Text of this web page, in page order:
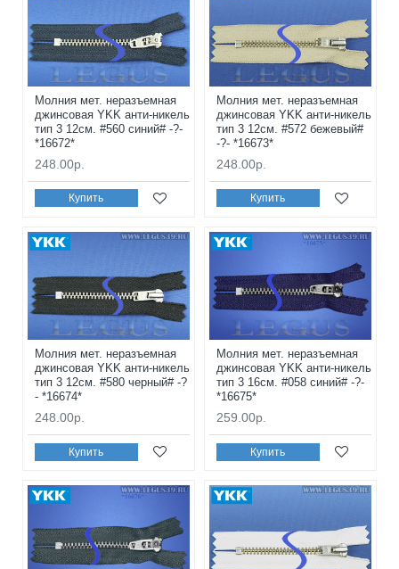
Молния мет. неразъемная
джинсовая YKK анти-никель
тип 3 12см. #560 синий# -?-
*16672*
248.00р.
Купить
Молния мет. неразъемная
джинсовая YKK анти-никель
тип 3 12см. #572 бежевый#
-?- *16673*
248.00р.
Купить
Молния мет. неразъемная
джинсовая YKK анти-никель
тип 3 12см. #580 черный# -?
- *16674*
248.00р.
Купить
Молния мет. неразъемная
джинсовая YKK анти-никель
тип 3 16см. #058 синий# -?-
*16675*
259.00р.
Купить